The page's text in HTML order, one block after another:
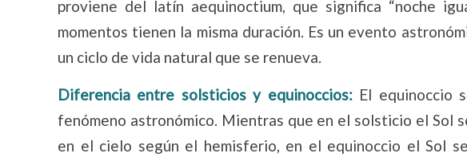
proviene del latín aequinoctium, que significa “noche
momentos tienen la misma duración. Es un evento
un ciclo de vida natural que se renueva.
Diferencia entre solsticios y equinoccios: El equinoccio
fenómeno astronómico. Mientras que en el solsticio el Sol
en el cielo según el hemisferio, en el equinoccio el Sol